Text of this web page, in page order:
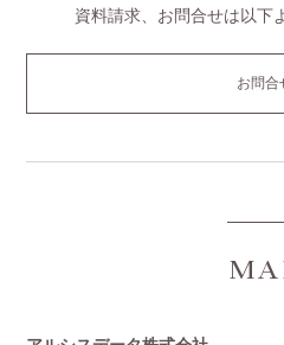
資料請求、お問合せは以下
お問合